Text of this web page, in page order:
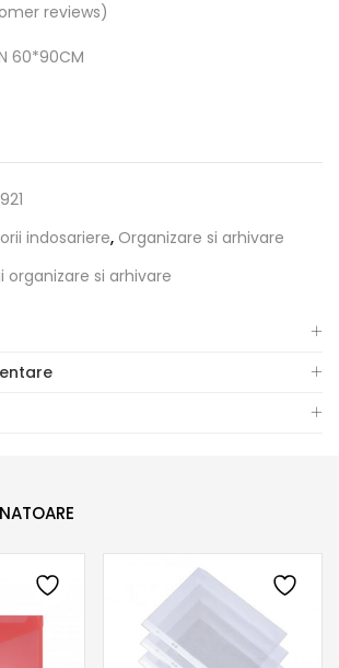
reviews)
60*90CM
indosariere, Organizare si arhivare
organizare si arhivare